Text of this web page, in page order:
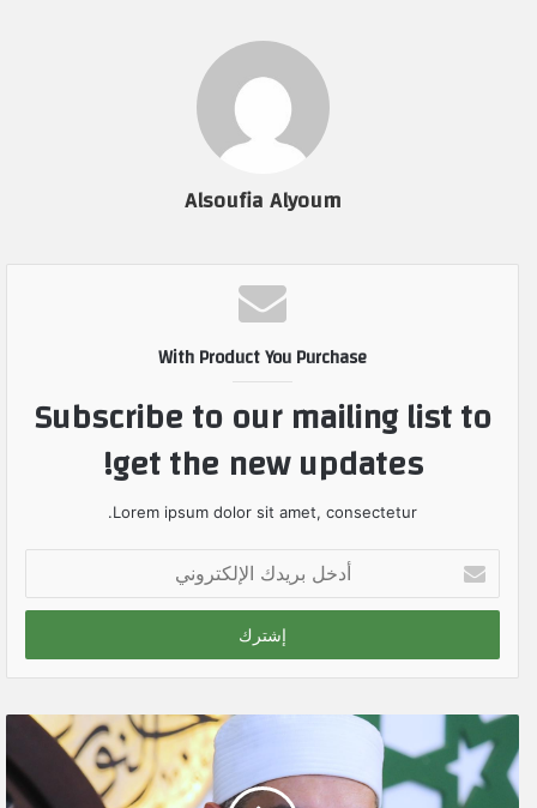
Alsoufia Alyoum
With Product You Purchase
Subscribe to our mailing list to
get the new updates!
Lorem ipsum dolor sit amet, consectetur.
خ
ب
ي
د
ك